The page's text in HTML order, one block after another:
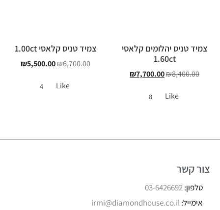
צמיד טניס יהלומים קלאסי
1.60ct
₪8,400.00
₪7,700.00
Like
8
צמיד טניס קלאסי 1.00ct
₪6,700.00
₪5,500.00
Like
4
צור קשר
טלפון:03-6426692
אימייל:irmi@diamondhouse.co.il